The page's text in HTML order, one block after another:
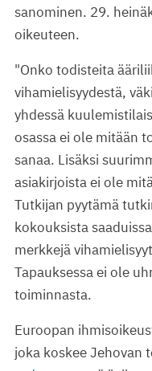
sanominen. 29.
oikeuteen.
"Onko todisteita
vihamielisyydestä,
yhdessä
osassa ei ole mitään
sanaa. Lisäksi
asiakirjoista ei ole
Tutkijan pyytämä
kokouksista
merkkejä
Tapauksessa ei ole
toiminnasta.
Euroopan
joka koskee Jehovan